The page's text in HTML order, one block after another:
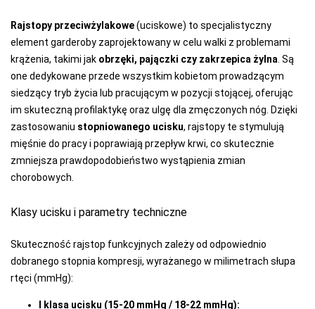
Rajstopy przeciwżylakowe(uciskowe) to specjalistyczny
element garderoby zaprojektowany w celu walki z problemami
krążenia, takimi jak obrzęki, pajączki czy zakrzepica żylna . Są
one dedykowane przede wszystkim kobietom prowadzącym
siedzący tryb życia lub pracującym w pozycji stojącej, oferując
im skuteczną profilaktykę oraz ulgę dla zmęczonych nóg. Dzięki
zastosowaniu stopniowanego ucisku, rajstopy te stymulują
mięśnie do pracy i poprawiają przepływ krwi, co skutecznie
zmniejsza prawdopodobieństwo wystąpienia zmian
chorobowych.
Klasy ucisku i parametry techniczne
Skuteczność rajstop funkcyjnych zależy od odpowiednio
dobranego stopnia kompresji, wyrażanego w milimetrach słupa
rtęci (mmHg):
I klasa ucisku (15-20 mmHg / 18-22 mmHg):